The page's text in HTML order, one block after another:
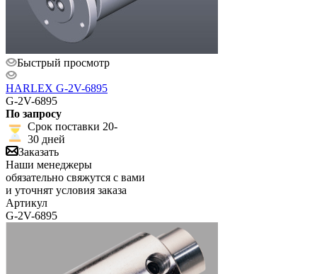
Быстрый просмотр
HARLEX G-2V-6895
G-2V-6895
По запросу
Срок поставки 20-
30 дней
Заказать
Наши менеджеры
обязательно свяжутся с вами
и уточнят условия заказа
Артикул
G-2V-6895